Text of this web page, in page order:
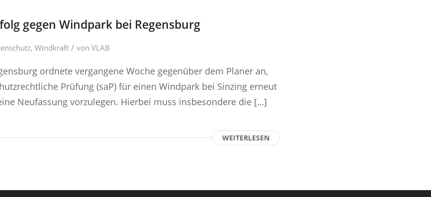
gegen Windpark bei Regensburg
, Windkraft / von VLAB
ordnete vergangene Woche gegenüber dem Planer an,
Prüfung (saP) für einen Windpark bei Sinzing erneut
Neufassung vorzulegen. Hierbei muss insbesondere die […]
WEITERLESEN